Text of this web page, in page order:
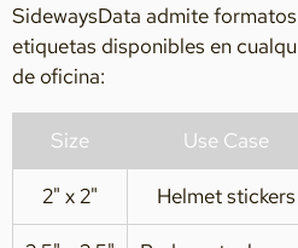
SidewaysData admite
etiquetas disponibles en
de oficina:
Size Use Case
2" x 2" Helmet stickers